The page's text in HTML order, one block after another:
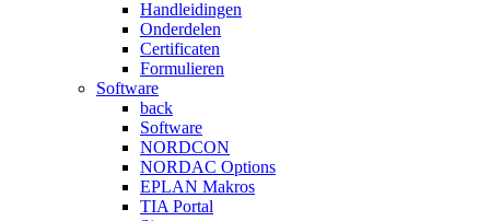
Handleidingen
Onderdelen
Certificaten
Formulieren
Software
back
Software
NORDCON
NORDAC Options
EPLAN Makros
TIA Portal